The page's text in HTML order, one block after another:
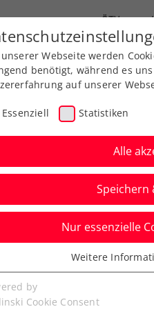
ÖTV
Ausbildung Services
2026
Webseite werden
benötigt, während es
auf unserer
Essenziell Statistiken
Alle
Speichern
Nur essenzielle
Cookies werden für
benötigt. Dadurch ist
Weitere
by
Cookie Consent